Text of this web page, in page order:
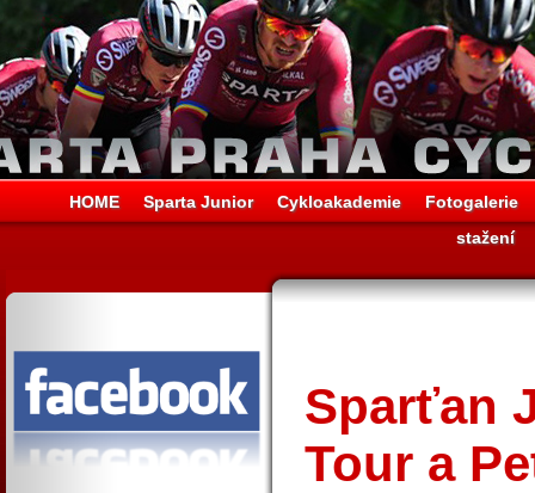
HOME Sparta Junior Cykloakademie
Fotogalerie
stažení
Sparťan
Tour a